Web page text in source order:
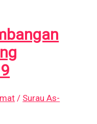
/ Surau As-